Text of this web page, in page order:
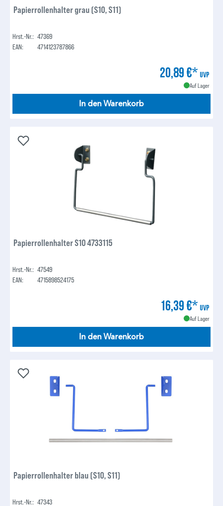
Papierrollenhalter grau (S10, S11)
Hrst.-Nr.: 47369
EAN:
4714123787866
20,89 €* UVP
Auf Lager
In den Warenkorb
Papierrollenhalter S10 4733115
Hrst.-Nr.: 47549
EAN:
4715898524175
16,39 €* UVP
Auf Lager
In den Warenkorb
Papierrollenhalter blau (S10, S11)
Hrst.-Nr.: 47343